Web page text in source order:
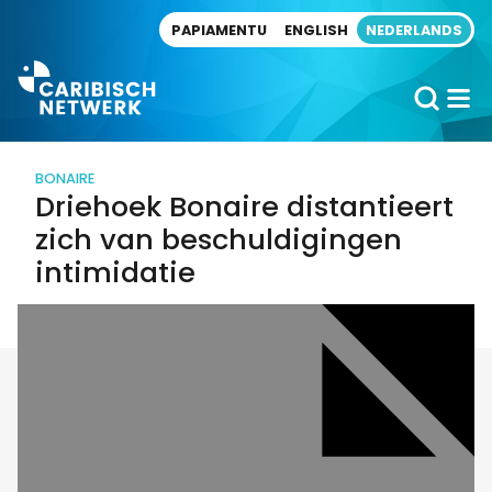
PAPIAMENTU ENGLISH NEDERLANDS
BONAIRE
Driehoek Bonaire distantieert
zich van beschuldigingen
intimidatie